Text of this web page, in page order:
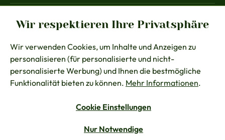
RECHTLICHES
BERATUNG
KONTAKT
Vertrag widerrufen
Wir respektieren Ihre Privatsphäre
Wir verwenden Cookies, um Inhalte und Anzeigen zu
personalisieren (für personalisierte und nicht-
personalisierte Werbung) und Ihnen die bestmögliche
Funktionalität bieten zu können. Mehr Informationen.
Cookie Einstellungen
Nur Notwendige